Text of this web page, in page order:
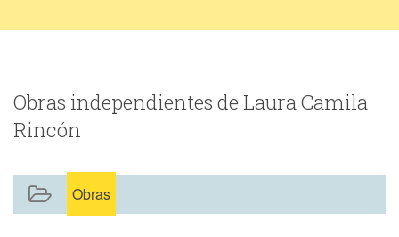
Obras independientes de Laura Camila
Rincón
Obras